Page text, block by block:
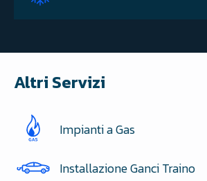
Altri Servizi
Impianti a Gas
Installazione Ganci Traino